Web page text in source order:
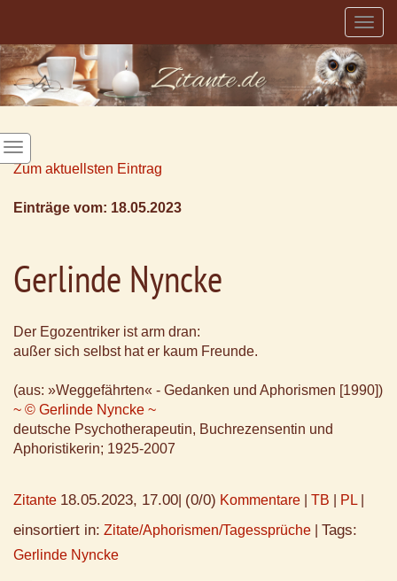
Zum aktuellsten Eintrag
Einträge vom: 18.05.2023
Gerlinde Nyncke
Der Egozentriker ist arm dran:
außer sich selbst hat er kaum Freunde.
(aus: »Weggefährten« - Gedanken und Aphorismen [1990])
~ © Gerlinde Nyncke ~
deutsche Psychotherapeutin, Buchrezensentin und
Aphoristikerin; 1925-2007
Zitante 18.05.2023, 17.00 (0/0) Kommentare TB PL
einsortiert in: Zitate/Aphorismen/Tagessprüche Tags:
Gerlinde Nyncke